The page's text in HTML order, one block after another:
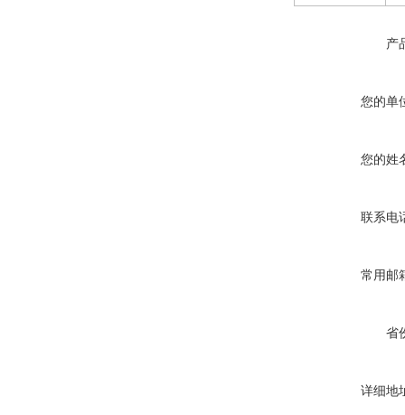
产
您的单
您的姓
联系电
常用邮
省
详细地